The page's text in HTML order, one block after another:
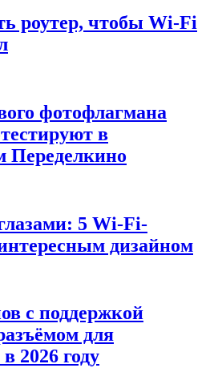
роутер, чтобы Wi-Fi
фотофлагмана
в
Переделкино
5 Wi-Fi-
дизайном
с поддержкой
для
2026 году